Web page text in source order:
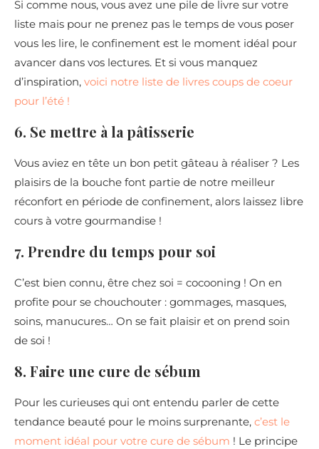
Si comme nous, vous avez une pile de livre sur votre
liste mais pour ne prenez pas le temps de vous poser
vous les lire, le confinement est le moment idéal pour
avancer dans vos lectures. Et si vous manquez
d’inspiration, voici notre liste de livres coups de coeur
pour l’été !
6. Se mettre à la pâtisserie
Vous aviez en tête un bon petit gâteau à réaliser ? Les
plaisirs de la bouche font partie de notre meilleur
réconfort en période de confinement, alors laissez libre
cours à votre gourmandise !
7. Prendre du temps pour soi
C’est bien connu, être chez soi = cocooning ! On en
profite pour se chouchouter : gommages, masques,
soins, manucures… On se fait plaisir et on prend soin
de soi !
8. Faire une cure de sébum
Pour les curieuses qui ont entendu parler de cette
tendance beauté pour le moins surprenante, c’est le
moment idéal pour votre cure de sébum ! Le principe